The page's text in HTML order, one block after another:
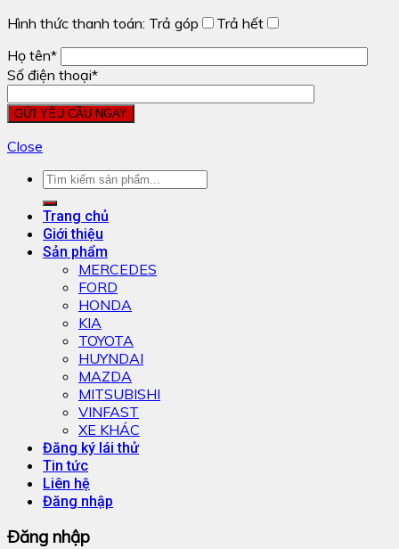
Hình thức thanh toán: Trả góp
Trả hết
Họ tên*
Số điện thoại*
Close
Trang chủ
Giới thiệu
Sản phẩm
MERCEDES
FORD
HONDA
KIA
TOYOTA
HUYNDAI
MAZDA
MITSUBISHI
VINFAST
XE KHÁC
Đăng ký lái thử
Tin tức
Liên hệ
Đăng nhập
Đăng nhập